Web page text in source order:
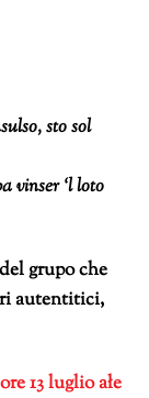
sto sol
vinser ‘l loto
grupo che
autentitici,
13 luglio ałe